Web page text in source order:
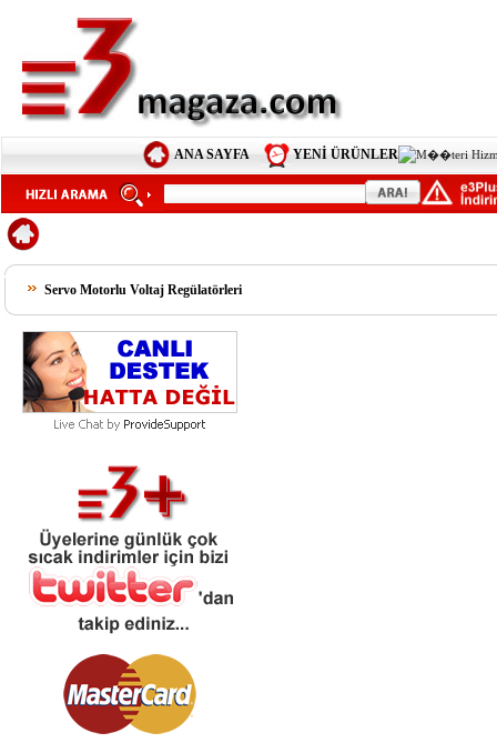
ANA SAYFA YENİ ÜRÜNLER
Servo Motorlu Voltaj Regülatörleri